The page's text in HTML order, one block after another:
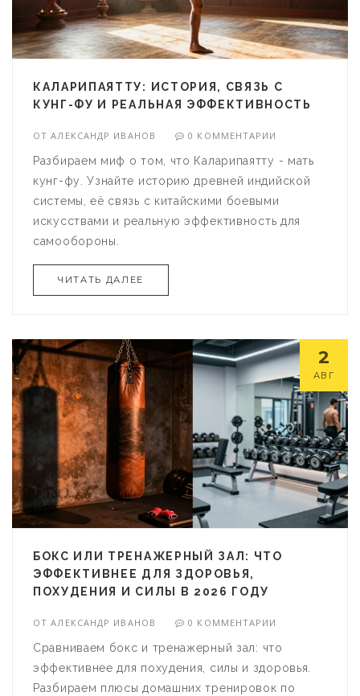
КАЛАРИПАЯТТУ: ИСТОРИЯ, СВЯЗЬ С
КУНГ-ФУ И РЕАЛЬНАЯ ЭФФЕКТИВНОСТЬ
ОТАЛЕКСАНДР ИВАНОВ 0 КОММЕНТАРИИ
Разбираем миф о том, что Каларипаятту - мать
кунг-фу. Узнайте историю древней индийской
системы, её связь с китайскими боевыми
искусствами и реальную эффективность для
самообороны.
ЧИТАТЬ ДАЛЕЕ
2
АВГ
БОКС ИЛИ ТРЕНАЖЕРНЫЙ ЗАЛ: ЧТО
ЭФФЕКТИВНЕЕ ДЛЯ ЗДОРОВЬЯ,
ПОХУДЕНИЯ И СИЛЫ В 2026 ГОДУ
ОТАЛЕКСАНДР ИВАНОВ 0 КОММЕНТАРИИ
Сравниваем бокс и тренажерный зал: что
эффективнее для похудения, силы и здоровья.
Разбираем плюсы домашних тренировок по